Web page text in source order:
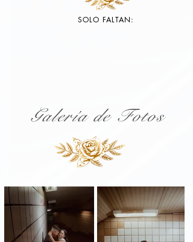
SOLO FALTAN:
Galería de Fotos